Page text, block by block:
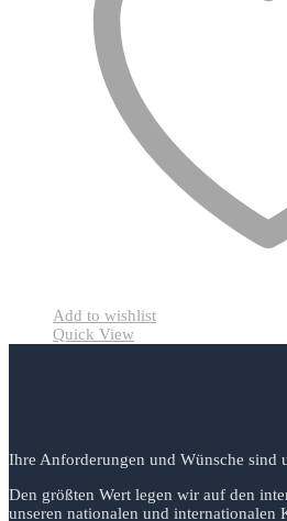
Add to wishlist
Quick View
Ihre Anforderungen und Wünsche sind
Den größten Wert legen wir auf den
unseren nationalen und internationalen